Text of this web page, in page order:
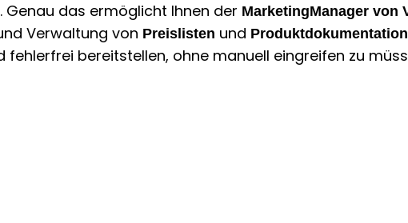
Genau das ermöglicht Ihnen der MarketingManager von
Verwaltung von Preislisten und
fehlerfrei bereitstellen, ohne manuell eingreifen zu